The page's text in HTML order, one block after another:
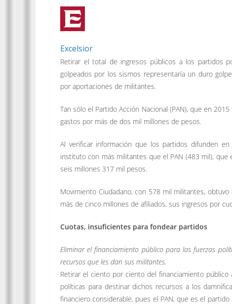
Excelsior
Retirar el total de ingresos públicos a los partidos
golpeados por los sismos representaría un duro
por aportaciones de militantes.
Tan sólo el Partido Acción Nacional (PAN), que en
gastos por más de dos mil millones de pesos.
Al verificar información que los partidos difunden
instituto con más militantes que el PAN (483 mil),
seis millones 317 mil pesos.
Movimiento Ciudadano, con 578 mil militantes,
más de cinco millones de afiliados, sus ingresos por
Cuotas, insuficientes para fondear partidos
Eliminar el financiamiento público para las fuerzas
recursos que les dan sus militantes.
Retirar el ciento por ciento del financiamiento
políticas para destinar dichos recursos a los
financiero considerable, pues el PAN, que es el